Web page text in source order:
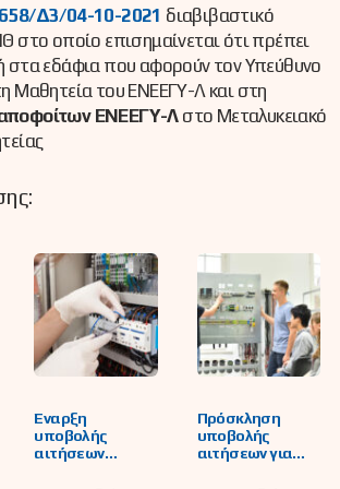
Δ3/04-10-2021 διαβιβαστικό
στο οποίο επισημαίνεται ότι πρέπει
στα εδάφια που αφορούν τον Υπεύθυνο
Μαθητεία του ΕΝΕΕΓΥ-Λ και στη
ΕΝΕΕΓΥ-Λστο Μεταλυκειακό
Έναρξη
υποβολής
αιτήσεων
Πρόσκληση
υποβολής
αιτήσεων για